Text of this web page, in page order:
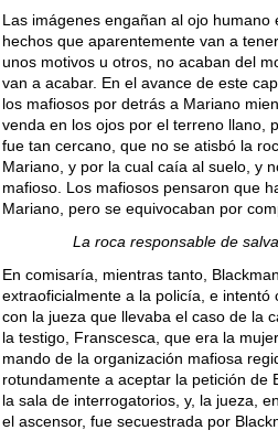
Las imágenes engañan al ojo humano
hechos que aparentemente van a
unos motivos u otros, no acaban del
van a acabar. En el avance de este
los mafiosos por detrás a Mariano
venda en los ojos por el terreno llano,
fue tan cercano, que no se atisbó la
Mariano, y por la cual caía al suelo, y
mafioso. Los mafiosos pensaron que
Mariano, pero se equivocaban por
La roca responsable de
En comisaría, mientras tanto,
extraoficialmente a la policía, e intentó
con la jueza que llevaba el caso de la
la testigo, Franscesca, que era la
mando de la organización mafiosa
rotundamente a aceptar la petición de
la sala de interrogatorios, y, la jueza,
el ascensor, fue secuestrada por